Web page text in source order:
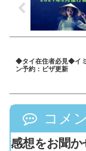
◆タイ在住者必見◆イ
ン予約：ビザ更新
コメ
感想をお聞か